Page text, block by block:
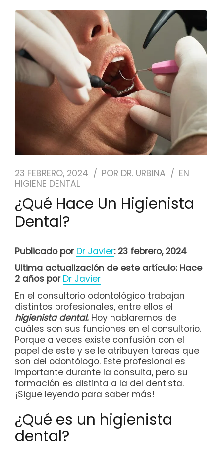
TRATAMIENTOS
NUESTRO EQUIPO
CASOS REALES
SEGUROS DENTALES
PEDIR CITA
23 FEBRERO, 2024 POR DR. URBINA
EN
HIGIENE DENTAL
¿Qué Hace Un Higienista
Dental?
Publicado por Dr Javier: 23 febrero, 2024
Ultima actualización de este artículo: Hace
2 años por Dr Javier
En el consultorio odontológico trabajan
distintos profesionales, entre ellos el
higienista dental. Hoy hablaremos de
cuáles son sus funciones en el consultorio.
Porque a veces existe confusión con el
papel de este y se le atribuyen tareas que
son del odontólogo. Este profesional es
importante durante la consulta, pero su
formación es distinta a la del dentista.
¡Sigue leyendo para saber más!
¿Qué es un higienista
dental?